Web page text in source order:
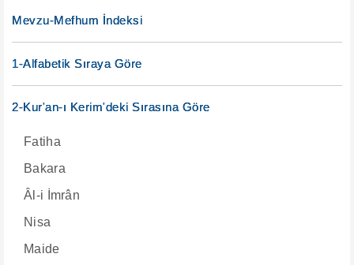
Mevzu-Mefhum İndeksi
1-Alfabetik Sıraya Göre
2-Kur'an-ı Kerim'deki Sırasına Göre
Fatiha
Bakara
Âl-i İmrân
Nisa
Maide